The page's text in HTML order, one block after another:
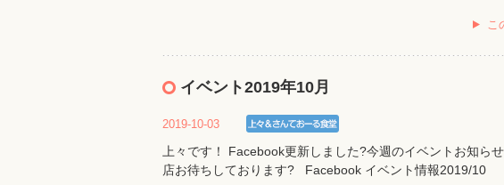
こ
イベント2019年10月
2019-10-03
上々です！ Facebook更新しました?今週のイベントお知ら
店お待ちしております? Facebook イベント情報2019/10